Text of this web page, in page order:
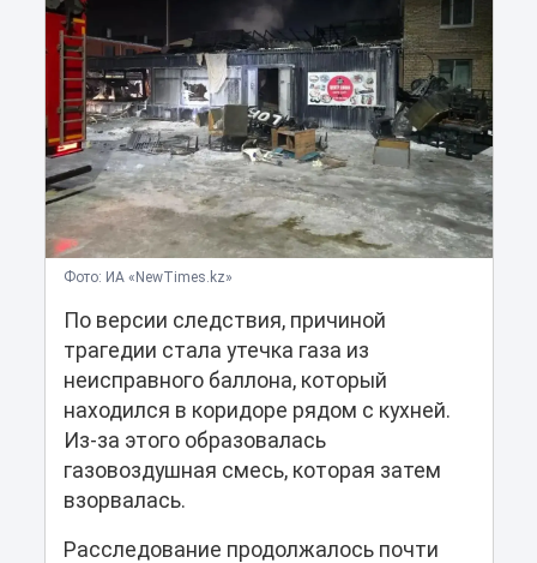
Фото: ИА «NewTimes.kz»
По версии следствия, причиной
трагедии стала утечка газа из
неисправного баллона, который
находился в коридоре рядом с кухней.
Из-за этого образовалась
газовоздушная смесь, которая затем
взорвалась.
Расследование продолжалось почти